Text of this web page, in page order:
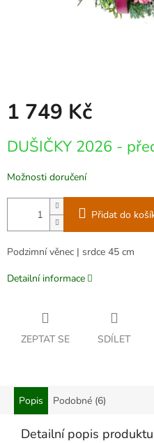
1 749 Kč
Měrná
cena:
DUŠIČKY 2026 -
Možnosti doručení
Přidat do
Podzimní věnec | srdce 45 cm
Detailní informace
ZEPTAT SE SDÍLET
Popis Podobné (6)
Detailní popis produktu